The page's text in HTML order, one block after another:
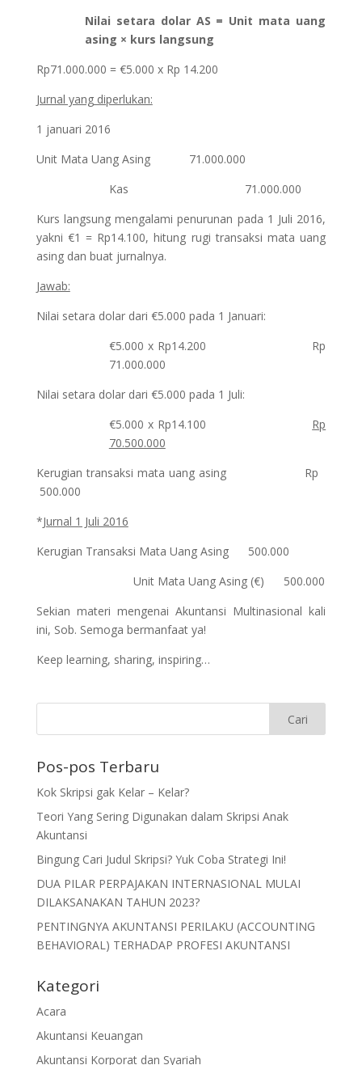
Nilai setara dolar AS = Unit mata uang
asing × kurs langsung
Rp71.000.000 = €5.000 x Rp 14.200
Jurnal yang diperlukan:
1 januari 2016
Unit Mata Uang Asing 71.000.000
Kas 71.000.000
Kurs langsung mengalami penurunan pada 1 Juli 2016,
yakni €1 = Rp14.100, hitung rugi transaksi mata uang
asing dan buat jurnalnya.
Jawab:
Nilai setara dolar dari €5.000 pada 1 Januari:
€5.000 x Rp14.200 Rp
71.000.000
Nilai setara dolar dari €5.000 pada 1 Juli:
€5.000 x Rp14.100 Rp
70.500.000
Kerugian transaksi mata uang asing Rp
500.000
*Jurnal 1 Juli 2016
Kerugian Transaksi Mata Uang Asing 500.000
Unit Mata Uang Asing (€) 500.000
Sekian materi mengenai Akuntansi Multinasional kali
ini, Sob. Semoga bermanfaat ya!
Keep learning, sharing, inspiring…
Pos-pos Terbaru
Kok Skripsi gak Kelar – Kelar?
Teori Yang Sering Digunakan dalam Skripsi Anak
Akuntansi
Bingung Cari Judul Skripsi? Yuk Coba Strategi Ini!
DUA PILAR PERPAJAKAN INTERNASIONAL MULAI
DILAKSANAKAN TAHUN 2023?
PENTINGNYA AKUNTANSI PERILAKU (ACCOUNTING
BEHAVIORAL) TERHADAP PROFESI AKUNTANSI
Kategori
Acara
Akuntansi Keuangan
Akuntansi Korporat dan Syariah